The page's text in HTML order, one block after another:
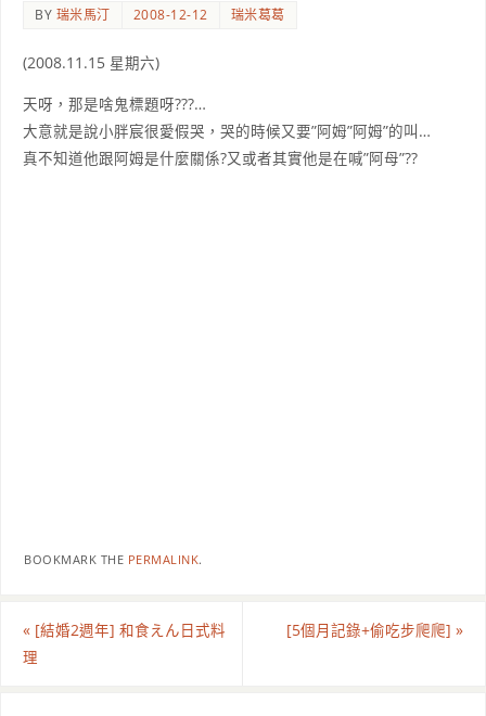
BY 瑞米馬汀 2008-12-12 瑞米葛葛
(2008.11.15 星期六)
天呀，那是啥鬼標題呀???…
大意就是說小胖宸很愛假哭，哭的時候又要”阿姆”阿姆”的叫…
真不知道他跟阿姆是什麼關係?又或者其實他是在喊”阿母”??
BOOKMARK THE PERMALINK.
« [結婚2週年] 和食えん日式料
理
[5個月記錄+偷吃步爬爬] »